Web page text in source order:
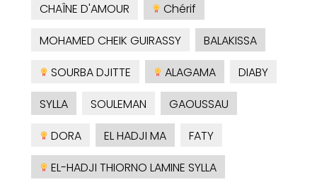
CHAÎNE D'AMOUR
Chérif
MOHAMED CHEIK GUIRASSY
BALAKISSA
SOURBA DJITTE
ALAGAMA
DIABY
SYLLA
SOULEMAN
GAOUSSAU
DORA
EL HADJI MA
FATY
EL-HADJI THIORNO LAMINE SYLLA